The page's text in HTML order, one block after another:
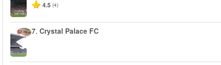
4.5 (4)
7. Crystal Palace FC